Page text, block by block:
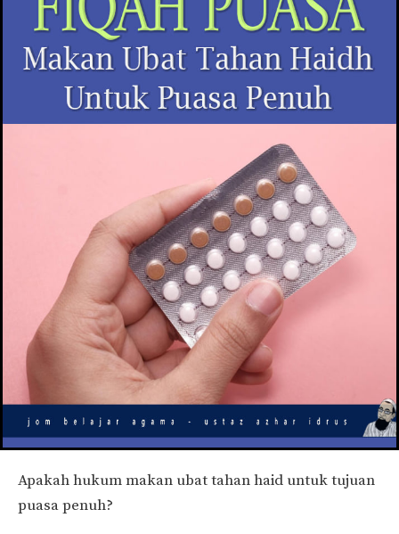
Apakah hukum makan ubat tahan haid untuk tujuan
puasa penuh?